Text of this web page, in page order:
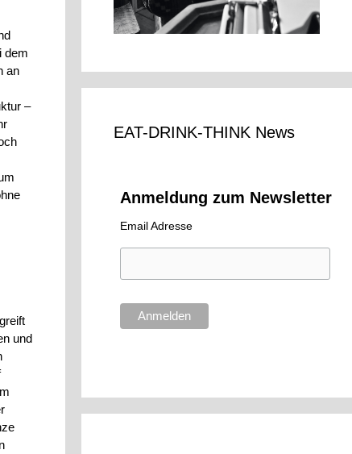
dem
an
–
und
EAT-DRINK-THINK News
Anmeldung zum Newsletter
Email Adresse